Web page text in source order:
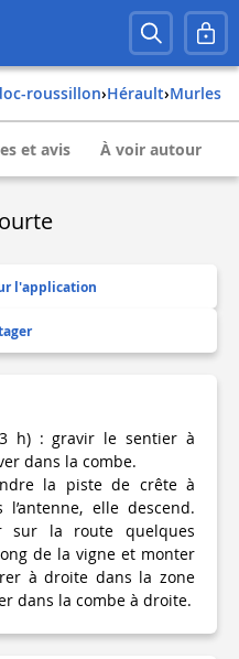
roussillon› hérault› murles
et avis À voir autour
l'application
h) : gravir le sentier à
dans la combe.
la piste de crête à
elle descend.
sur la route quelques
de la vigne et monter
à droite dans la zone
dans la combe à droite.